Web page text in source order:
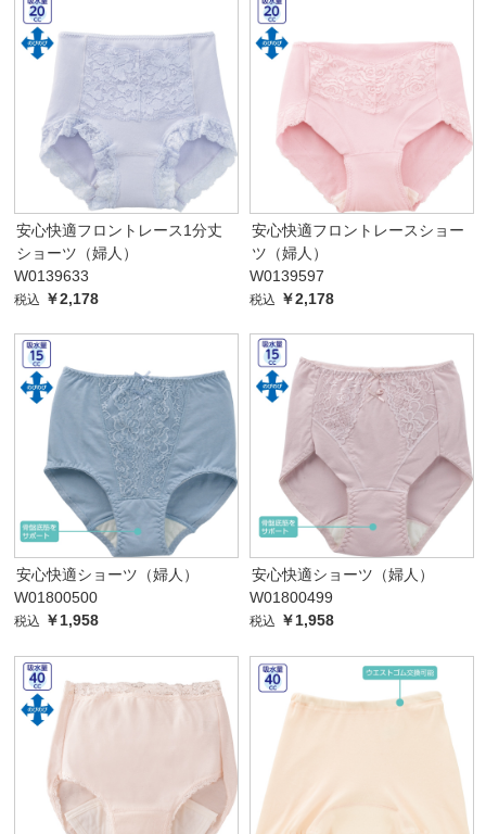
安心快適フロントレース1分丈
ショーツ（婦人）
W0139633
税込 ￥2,178
安心快適フロントレースショー
ツ（婦人）
W0139597
税込 ￥2,178
安心快適ショーツ（婦人）
W01800500
税込 ￥1,958
安心快適ショーツ（婦人）
W01800499
税込 ￥1,958